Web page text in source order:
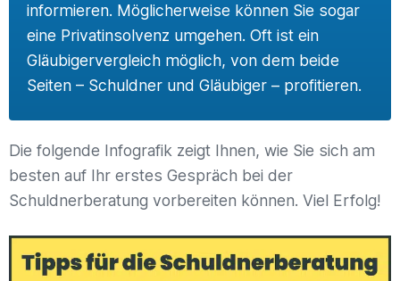
informieren. Möglicherweise können Sie sogar
eine Privatinsolvenz umgehen. Oft ist ein
Gläubigervergleich möglich, von dem beide
Seiten – Schuldner und Gläubiger – profitieren.
Die folgende Infografik zeigt Ihnen, wie Sie sich am
besten auf Ihr erstes Gespräch bei der
Schuldnerberatung vorbereiten können. Viel Erfolg!